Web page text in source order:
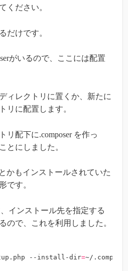
ください。
だけです。
がいるので、ここには配置
ィレクトリに置くか、新たに
リに配置します。
リ配下に.composer を作っ
とにしました。
かもインストールされていた
です。
、インストール先を指定する
ので、これを利用しました。
--install-dir=~/